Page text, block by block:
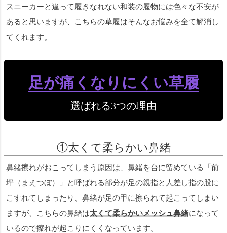
スニーカーと違って履きなれない和装の履物には色々な不安が
あると思いますが、こちらの草履はそんなお悩みを全て解消し
てくれます。
足が痛くなりにくい草履
選ばれる3つの理由
①太くて柔らかい鼻緒
鼻緒擦れがおこってしまう原因は、鼻緒を台に留めている「前
坪（まえつぼ）」と呼ばれる部分が足の親指と人差し指の股に
こすれてしまったり、鼻緒が足の甲に擦られて起こってしまい
ますが、こちらの鼻緒は太くて柔らかいメッシュ鼻緒になって
いるので擦れが起こりにくくなっています。